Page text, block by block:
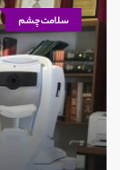
سلامت چشم